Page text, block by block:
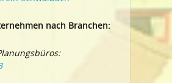
nach Branchen: